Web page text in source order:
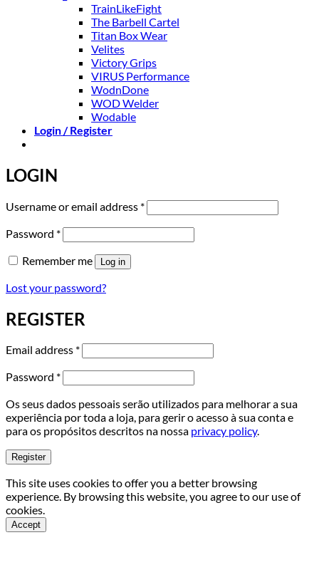
TrainLikeFight
The Barbell Cartel
Titan Box Wear
Velites
Victory Grips
VIRUS Performance
WodnDone
WOD Welder
Wodable
Login / Register
LOGIN
Username or email address *Required
Password *Required
Remember me Log in
Lost your password?
REGISTER
Email address *Required
Password *Required
Os seus dados pessoais serão utilizados para melhorar a sua
experiência por toda a loja, para gerir o acesso à sua conta e
para os propósitos descritos na nossa privacy policy.
Register
This site uses cookies to offer you a better browsing
experience. By browsing this website, you agree to our use of
cookies.
Accept